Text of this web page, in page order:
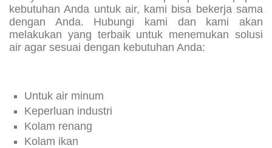
kebutuhan Anda untuk air, kami bisa bekerja sama
dengan Anda. Hubungi kami dan kami akan
melakukan yang terbaik untuk menemukan solusi
air agar sesuai dengan kebutuhan Anda:
Untuk air minum
Keperluan industri
Kolam renang
Kolam ikan